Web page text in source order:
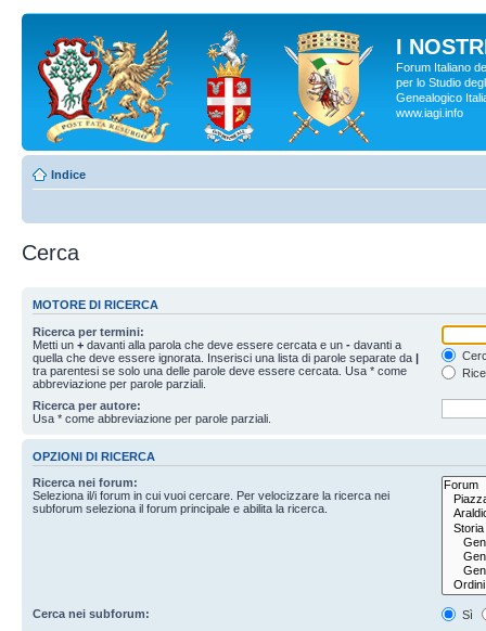
I
Forum Italiano
per lo Studio
Genealogico
www.iagi.info
Indice
Cerca
MOTORE DI RICERCA
Ricerca per termini:
Metti un + davanti alla parola che deve essere cercata e un - davanti a
quella che deve essere ignorata. Inserisci una lista di parole separate da |
tra parentesi se solo una delle parole deve essere cercata. Usa * come
abbreviazione per parole parziali.
Ricerca per autore:
Usa * come abbreviazione per parole parziali.
OPZIONI DI RICERCA
Ricerca nei forum:
Seleziona il/i forum in cui vuoi cercare. Per velocizzare la ricerca nei
subforum seleziona il forum principale e abilita la ricerca.
Cerca nei subforum:
Sì